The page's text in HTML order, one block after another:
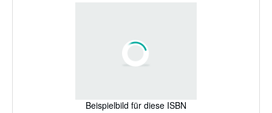
Beispielbild für diese ISBN